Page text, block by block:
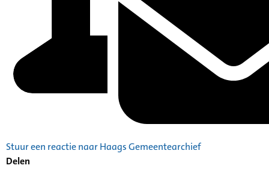
Stuur een reactie naar Haags Gemeentearchief
Delen